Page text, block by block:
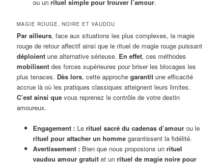
ou un rituel simple pour trouver l’amour.
MAGIE ROUGE, NOIRE ET VAUDOU
Par ailleurs, face aux situations les plus complexes, la magie
rouge de retour affectif ainsi que le rituel de magie rouge puissant
déploient une alternative sérieuse. En effet, ces méthodes
mobilisent des forces supérieures pour briser les blocages les
plus tenaces. Dès lors, cette approchegarantit une efficacité
accrue là où les pratiques classiques atteignent leurs limites.
C’est ainsi que vous reprenez le contrôle de votre destin
amoureux.
Engagement :Le rituel sacré du cadenas d’amourou le
rituel pour attacher un hommegarantissent la fidélité.
Avertissement :Bien que nous proposions un rituel
vaudou amour gratuitet un rituel de magie noire pour